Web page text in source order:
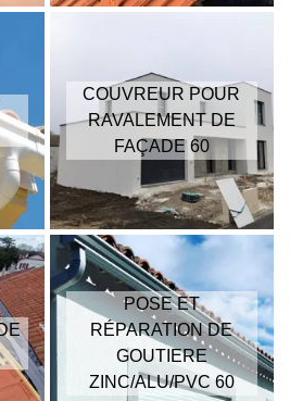
COUVREUR POUR
RAVALEMENT DE
FAÇADE 60
POSE ET
RÉPARATION DE
GOUTIERE
ZINC/ALU/PVC 60